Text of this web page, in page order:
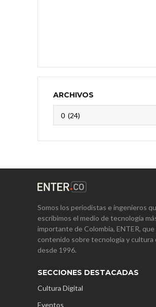
ARCHIVOS
Somos los periodistas e ingenieros
escribimos el medio de tecnología
importante de Colombia, ENTER,
contenido sobre tecnología y cultura
desde 1996.
SECCIONES DESTACADAS
Cultura Digital
Eventos